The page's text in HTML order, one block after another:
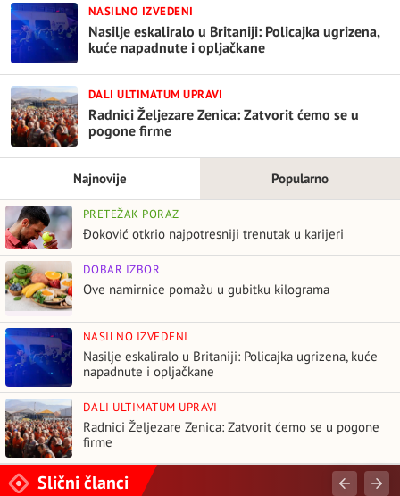
NASILNO IZVEDENI
Nasilje eskaliralo u Britaniji: Policajka ugrizena,
kuće napadnute i opljačkane
DALI ULTIMATUM UPRAVI
Radnici Željezare Zenica: Zatvorit ćemo se u
pogone firme
Najnovije Popularno
PRETEŽAK PORAZ
Đoković otkrio najpotresniji trenutak u karijeri
DOBAR IZBOR
Ove namirnice pomažu u gubitku kilograma
NASILNO IZVEDENI
Nasilje eskaliralo u Britaniji: Policajka ugrizena, kuće
napadnute i opljačkane
DALI ULTIMATUM UPRAVI
Radnici Željezare Zenica: Zatvorit ćemo se u pogone
firme
Slični članci